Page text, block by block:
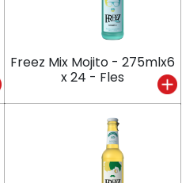
Freez Mix Mojito - 275mlx6
x 24 - Fles